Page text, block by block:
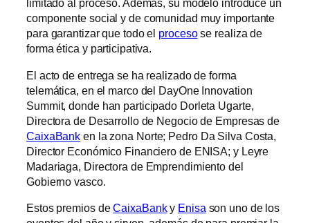
limitado al proceso. Además, su modelo introduce un
componente social y de comunidad muy importante
para garantizar que todo el procesose realiza de
forma ética y participativa.
El acto de entrega se ha realizado de forma
telemática, en el marco del DayOne Innovation
Summit, donde han participado Dorleta Ugarte,
Directora de Desarrollo de Negocio de Empresas de
CaixaBank en la zona Norte; Pedro Da Silva Costa,
Director Económico Financiero de ENISA; y Leyre
Madariaga, Directora de Emprendimiento del
Gobierno vasco.
Estos premios deCaixaBanky Enisa son uno de los